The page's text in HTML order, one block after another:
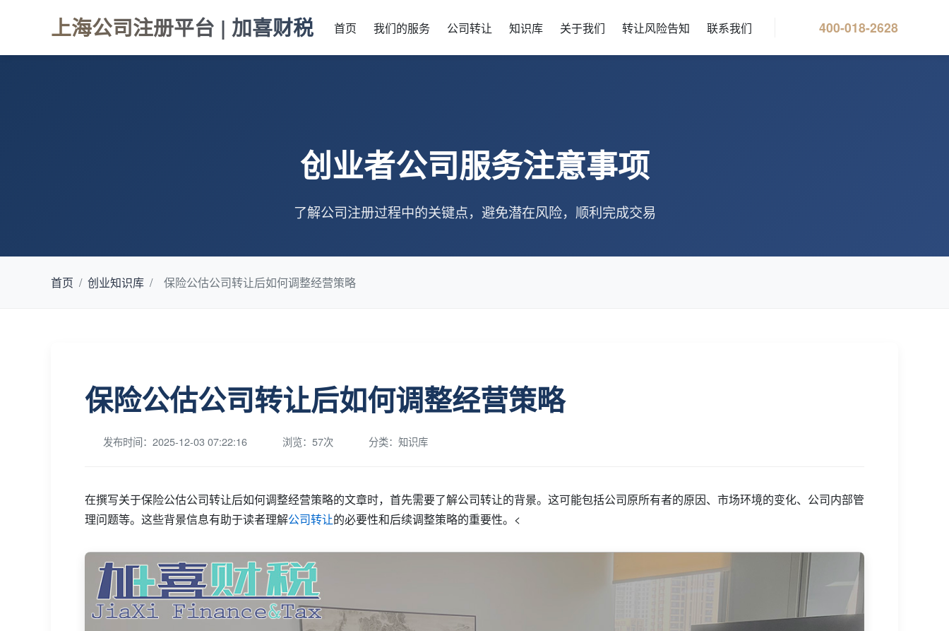
上海公司注册平台 | 加喜财税 首页 我们的服务 公司转让 知识库 关于我们 转让风险告知 联系我们 400-018-2628
创业者公司服务注意事项
了解公司注册过程中的关键点，避免潜在风险，顺利完成交易
首页 / 创业知识库 / 保险公估公司转让后如何调整经营策略
保险公估公司转让后如何调整经营策略
发布时间：2025-12-03 07:22:16 浏览：57次 分类：知识库
在撰写关于保险公估公司转让后如何调整经营策略的文章时，首先需要了解公司转让的背景。这可能包括公司原所有者的原因、市场环境的变化、公司内部管
理问题等。这些背景信息有助于读者理解公司转让的必要性和后续调整策略的重要性。<